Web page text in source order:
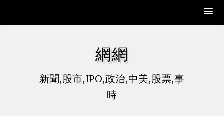
網網
新聞,股市,IPO,政治,中美,股票,事
時